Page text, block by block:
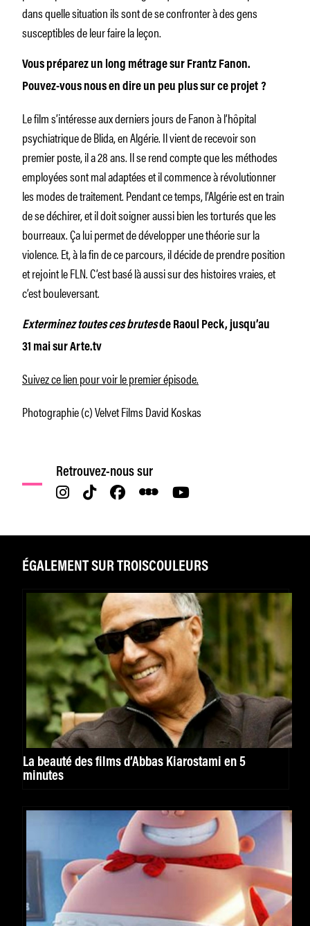
dans quelle situation ils sont de se confronter à des gens
susceptibles de leur faire la leçon.
Vous préparez un long métrage sur Frantz Fanon.
Pouvez-vous nous en dire un peu plus sur ce projet ?
Le film s’intéresse aux derniers jours de Fanon à l’hôpital
psychiatrique de Blida, en Algérie. Il vient de recevoir son
premier poste, il a 28 ans. Il se rend compte que les méthodes
employées sont mal adaptées et il commence à révolutionner
les modes de traitement. Pendant ce temps, l’Algérie est en train
de se déchirer, et il doit soigner aussi bien les torturés que les
bourreaux. Ça lui permet de développer une théorie sur la
violence. Et, à la fin de ce parcours, il décide de prendre position
et rejoint le FLN. C’est basé là aussi sur des histoires vraies, et
c’est bouleversant.
Exterminez toutes ces brutesde Raoul Peck, jusqu’au
31 mai sur Arte.tv
Suivez ce lien pour voir le premier épisode.
Photographie (c) Velvet Films David Koskas
Retrouvez-nous sur
ÉGALEMENT SUR TROISCOULEURS
La beauté des films d’Abbas Kiarostami en 5
minutes